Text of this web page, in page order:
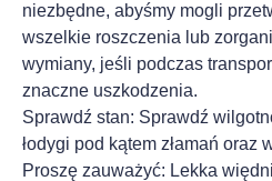
niezbędne, abyśmy mogli
wszelkie roszczenia lub
wymiany, jeśli podczas
znaczne uszkodzenia.
Sprawdź stan: Sprawdź
łodygi pod kątem złamań oraz
Proszę zauważyć: Lekka